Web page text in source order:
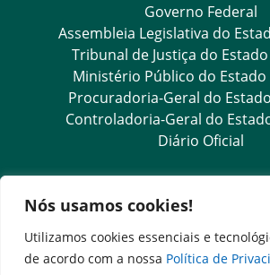
Nós usamos cookies!
Utilizamos cookies essenciais e
de acordo com a nossa Política de
Governo Federal
Assembleia Legislativa do
Tribunal de Justiça do
Ministério Público do Estado
Procuradoria-Geral do
Controladoria-Geral do
Diário Oficial
Transparência e
LGPD
Goiás Transparência